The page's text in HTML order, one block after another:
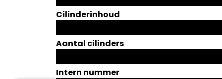
Cilinderinhoud
Aantal cilinders
Intern nummer